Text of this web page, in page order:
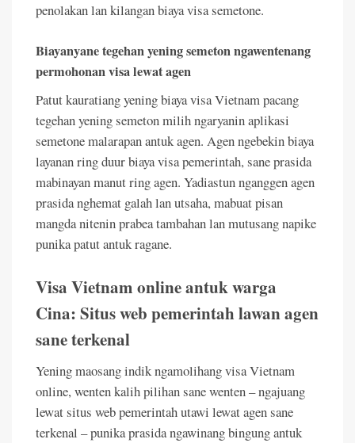
penolakan lan kilangan biaya visa semetone.
Biayanyane tegehan yening semeton ngawentenang
permohonan visa lewat agen
Patut kauratiang yening biaya visa Vietnam pacang
tegehan yening semeton milih ngaryanin aplikasi
semetone malarapan antuk agen. Agen ngebekin biaya
layanan ring duur biaya visa pemerintah, sane prasida
mabinayan manut ring agen. Yadiastun nganggen agen
prasida nghemat galah lan utsaha, mabuat pisan
mangda nitenin prabea tambahan lan mutusang napike
punika patut antuk ragane.
Visa Vietnam online antuk warga
Cina: Situs web pemerintah lawan agen
sane terkenal
Yening maosang indik ngamolihang visa Vietnam
online, wenten kalih pilihan sane wenten – ngajuang
lewat situs web pemerintah utawi lewat agen sane
terkenal – punika prasida ngawinang bingung antuk